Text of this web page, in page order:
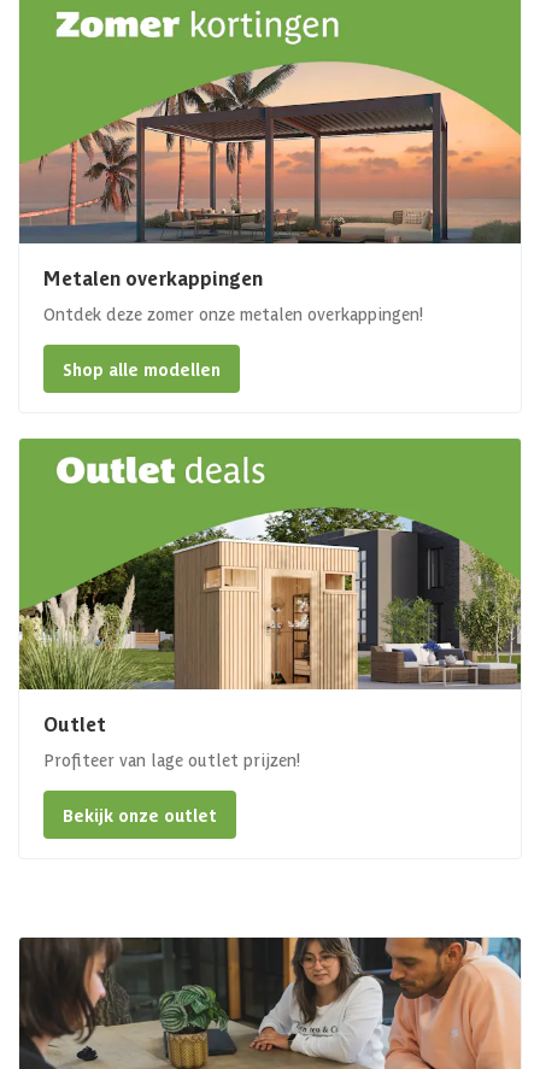
Metalen overkappingen
Ontdek deze zomer onze metalen overkappingen!
Shop alle modellen
Outlet
Profiteer van lage outlet prijzen!
Bekijk onze outlet